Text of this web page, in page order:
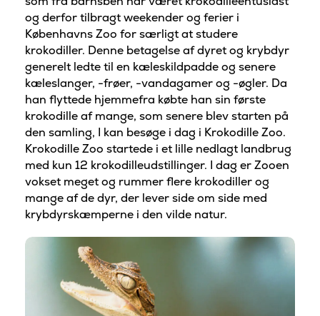
og derfor tilbragt weekender og ferier i
Københavns Zoo for særligt at studere
krokodiller. Denne betagelse af dyret og krybdyr
generelt ledte til en kæleskildpadde og senere
kæleslanger, -frøer, -vandagamer og -øgler. Da
han flyttede hjemmefra købte han sin første
krokodille af mange, som senere blev starten på
den samling, I kan besøge i dag i Krokodille Zoo.
Krokodille Zoo startede i et lille nedlagt landbrug
med kun 12 krokodilleudstillinger. I dag er Zooen
vokset meget og rummer flere krokodiller og
mange af de dyr, der lever side om side med
krybdyrskæmperne i den vilde natur.